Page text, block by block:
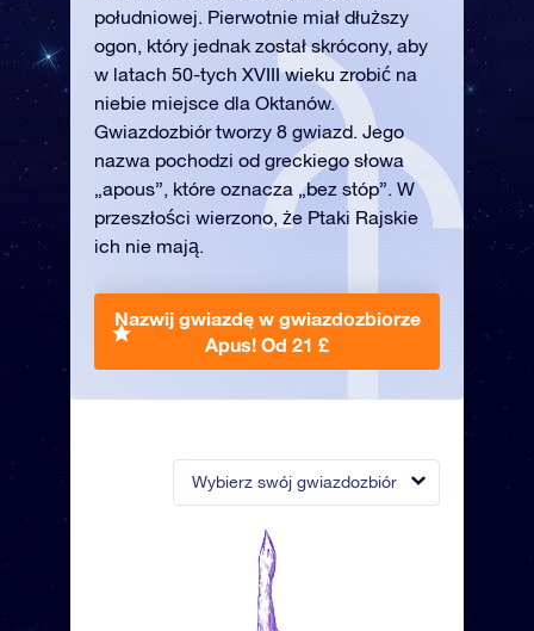
Wybierz swój gwiazdozbiór
południowej. Pierwotnie miał dłuższy
ogon, który jednak został skrócony, aby
w latach 50-tych XVIII wieku zrobić na
niebie miejsce dla Oktanów.
Gwiazdozbiór tworzy 8 gwiazd. Jego
nazwa pochodzi od greckiego słowa
„apous”, które oznacza „bez stóp”. W
przeszłości wierzono, że Ptaki Rajskie
ich nie mają.
Nazwij gwiazdę w gwiazdozbiorze
Apus! Od 21 £